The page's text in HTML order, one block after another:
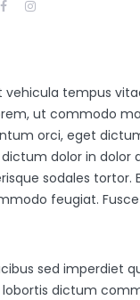
tempus
ut commodo
orci, eget
dolor in dolor
sodales
feugiat.
sed imperdiet
dictum